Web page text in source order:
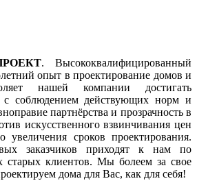
. Высококвалифицированный
опыт в проектирование домов и
нашей компании достигать
с соблюдением действующих норм и
партнёрства и прозрачность в
искусственного взвинчивания цен
увеличения сроков проектирования.
заказчиков приходят к нам по
старых клиентов. Мы болеем за свое
дома для Вас, как для себя!